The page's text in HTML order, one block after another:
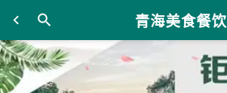
青海美食餐饮